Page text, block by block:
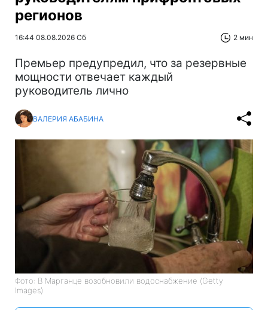
регионов
16:44 08.08.2026 Сб 2 мин
Премьер предупредил, что за резервные
мощности отвечает каждый
руководитель лично
ВАЛЕРИЯ АБАБИНА
Фото: В Марганце возобновили водоснабжение (Getty
Images)